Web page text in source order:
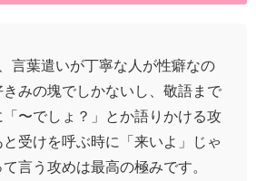
言葉遣いが丁寧な人が性癖なの
みの塊でしかないし、敬語まで
〜でしょ？」とか語りかける攻
受けを呼ぶ時に「来いよ」じゃ
言う攻めは最高の極みです。